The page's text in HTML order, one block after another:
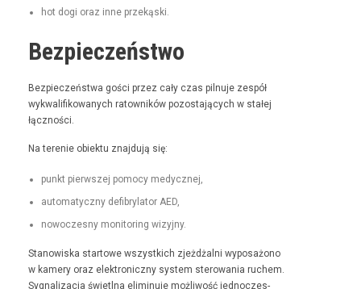
hot dogi oraz inne przekąski.
Bezpieczeństwo
Bez­pieczeńst­wa goś­ci przez cały czas pil­nu­je zespół
wyk­wal­i­fikowanych ratown­ików pozosta­ją­cych w stałej
łączności.
Na tere­nie obiek­tu zna­j­du­ją się:
punkt pier­wszej pomo­cy medycznej,
automaty­czny defi­bry­la­tor AED,
nowoczes­ny mon­i­tor­ing wizyjny.
Stanowiska star­towe wszys­t­kich zjeżdżal­ni wyposażono
w kamery oraz elek­tron­iczny sys­tem sterowa­nia ruchem.
Syg­nal­iza­c­ja świ­etl­na elimin­u­je możli­wość jed­noczes­